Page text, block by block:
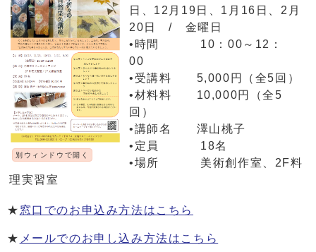
別ウィンドウで開く
日、12月19日、1月16日、2月
20日 / 金曜日
•時間 10：00～12：
00
•受講料 5,000円（全5回）
•材料料 10,000円（全5
回）
•講師名 澤山桃子
•定員 18名
•場所 美術創作室、2F料
理実習室
★ 窓口でのお申込み方法はこちら
★ メールでのお申し込み方法はこちら